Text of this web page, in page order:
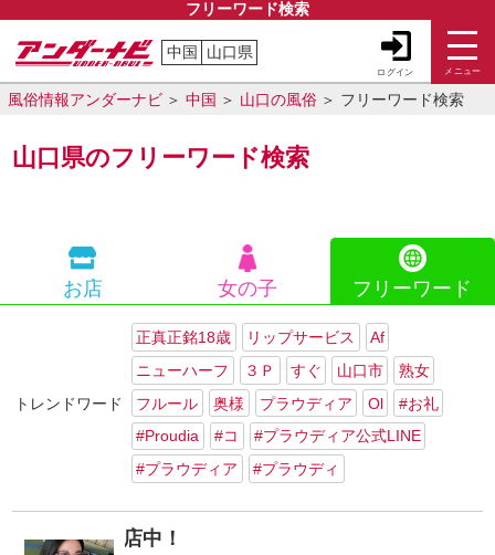
フリーワード検索
中国 山口県
ログイン メニュー
風俗情報アンダーナビ 中国 山口の風俗 フリーワード検索
山口県のフリーワード検索
お店 女の子 フリーワード
トレンドワード
正真正銘18歳 リップサービス
Af
ニューハーフ
３Ｐ すぐ 山口市
熟女
フルール
奥様 プラウディア Ol
#お礼
#Proudia
#コ
#プラウディア公式LINE
#プラウディア
#プラウディ
PR